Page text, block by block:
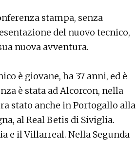
stampa, senza
del nuovo tecnico,
nuova avventura.
è giovane, ha 37 anni, ed è
è stata ad Alcorcon, nella
stato anche in Portogallo alla
al Real Betis di Siviglia.
e il Villarreal. Nella Segunda